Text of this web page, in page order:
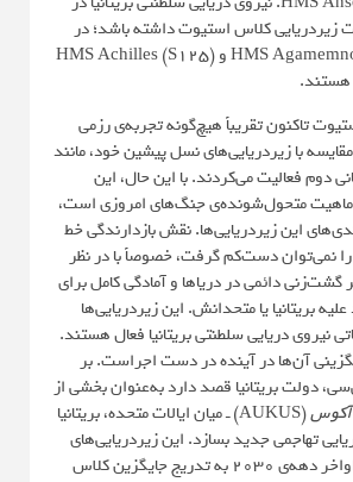
زیردریایی کلاس استیوت داشته باشد؛ در
حال حاضر، HMS Agamemnon (S124) و HMS Achilles (S125)
تاکنون تقریباً هیچ‌گونه تجربه‌ی رزمی
با زیردریایی‌های نسل پیشین خود، مانند
دوم فعالیت می‌کردند. با این حال، این
متحول‌شونده‌ی جنگ‌های امروزی است،
این زیردریایی‌ها. نقش بازدارندگی خط
را نمی‌توان دست‌کم گرفت، خصوصاً با در نظر
گشت‌زنی دائمی در دریاها و آمادگی کامل برای
بریتانیا یا متحدانش. این زیردریایی‌ها
نیروی دریایی سلطنتی بریتانیا فعال هستند.
آن‌ها در آینده در دست اجراست. بر
دولت بریتانیا قصد دارد به‌عنوان بخشی از
آکوس
(AUKUS) ـ میان ایالات متحده، بریتانیا
ـ تا ۱۲ زیردریایی تهاجمی جدید بسازد. این زیردریایی‌های
هسته‌ای قرار است تا اواخر دهه‌ی ۲۰۳۰ به تدریج جایگزین کلاس